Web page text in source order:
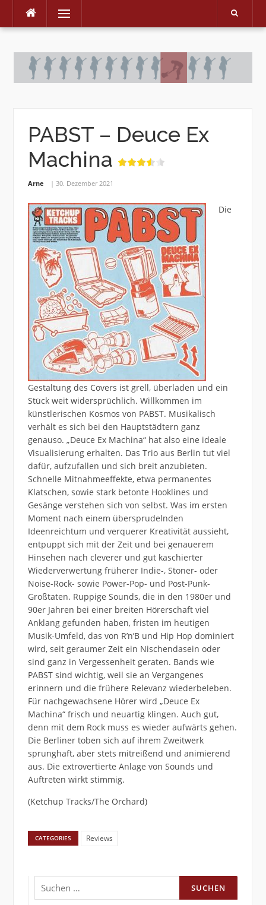
Skip
Menu
PABST – Deuce Ex
Machina
Arne 30. Dezember 2021
Die
Gestaltung des Covers ist grell, überladen und ein
Stück weit widersprüchlich. Willkommen im
künstlerischen Kosmos von PABST. Musikalisch
verhält es sich bei den Hauptstädtern ganz
genauso. „Deuce Ex Machina“ hat also eine ideale
Visualisierung erhalten. Das Trio aus Berlin tut viel
dafür, aufzufallen und sich breit anzubieten.
Schnelle Mitnahmeeffekte, etwa permanentes
Klatschen, sowie stark betonte Hooklines und
Gesänge verstehen sich von selbst. Was im ersten
Moment nach einem übersprudelnden
Ideenreichtum und verquerer Kreativität aussieht,
entpuppt sich mit der Zeit und bei genauerem
Hinsehen nach cleverer und gut kaschierter
Wiederverwertung früherer Indie-, Stoner- oder
Noise-Rock- sowie Power-Pop- und Post-Punk-
Großtaten. Ruppige Sounds, die in den 1980er und
90er Jahren bei einer breiten Hörerschaft viel
Anklang gefunden haben, fristen im heutigen
Musik-Umfeld, das von R’n’B und Hip Hop dominiert
wird, seit geraumer Zeit ein Nischendasein oder
sind ganz in Vergessenheit geraten. Bands wie
PABST sind wichtig, weil sie an Vergangenes
erinnern und die frühere Relevanz wiederbeleben.
Für nachgewachsene Hörer wird „Deuce Ex
Machina“ frisch und neuartig klingen. Auch gut,
denn mit dem Rock muss es wieder aufwärts gehen.
Die Berliner toben sich auf ihrem Zweitwerk
sprunghaft, aber stets mitreißend und animierend
aus. Die extrovertierte Anlage von Sounds und
Auftreten wirkt stimmig.
(Ketchup Tracks/The Orchard)
CATEGORIES Reviews
Suchen
nach: